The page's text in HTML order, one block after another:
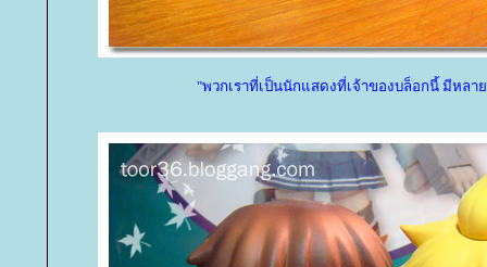
"พวกเราที่เป็นนักแสดงที่เจ้าของบล็อกนี้ มีหลา